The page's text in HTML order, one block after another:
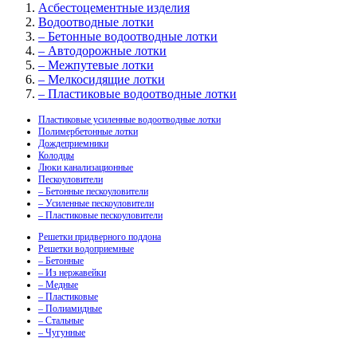
Асбестоцементные изделия
Водоотводные лотки
– Бетонные водоотводные лотки
– Автодорожные лотки
– Межпутевые лотки
– Мелкосидящие лотки
– Пластиковые водоотводные лотки
Пластиковые усиленные водоотводные лотки
Полимербетонные лотки
Дождеприемники
Колодцы
Люки канализационные
Пескоуловители
– Бетонные пескоуловители
– Усиленные пескоуловители
– Пластиковые пескоуловители
Решетки придверного поддона
Решетки водоприемные
– Бетонные
– Из нержавейки
– Медные
– Пластиковые
– Полиамидные
– Стальные
– Чугунные